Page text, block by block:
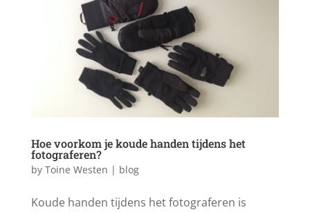
Hoe voorkom je koude handen tijdens het
fotograferen?
by Toine Westen | blog
Koude handen tijdens het fotograferen is